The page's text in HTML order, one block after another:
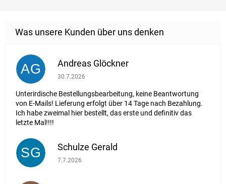
AG Andreas Glöckner
Die Shop-Bewertung beträgt 1 von 5 Sternen.
30.7.2026
Unterirdische Bestellungsbearbeitung, keine Beantwortung
von E-Mails! Lieferung erfolgt über 14 Tage nach Bezahlung.
Ich habe zweimal hier bestellt, das erste und definitiv das
letzte Mal!!!!
SG Schulze Gerald
Die Shop-Bewertung beträgt 5 von 5 Sternen.
7.7.2026